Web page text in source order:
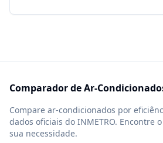
Comparador de Ar-
Compare ar-condicionados por
dados oficiais do INMETRO. Encontre
sua necessidade.